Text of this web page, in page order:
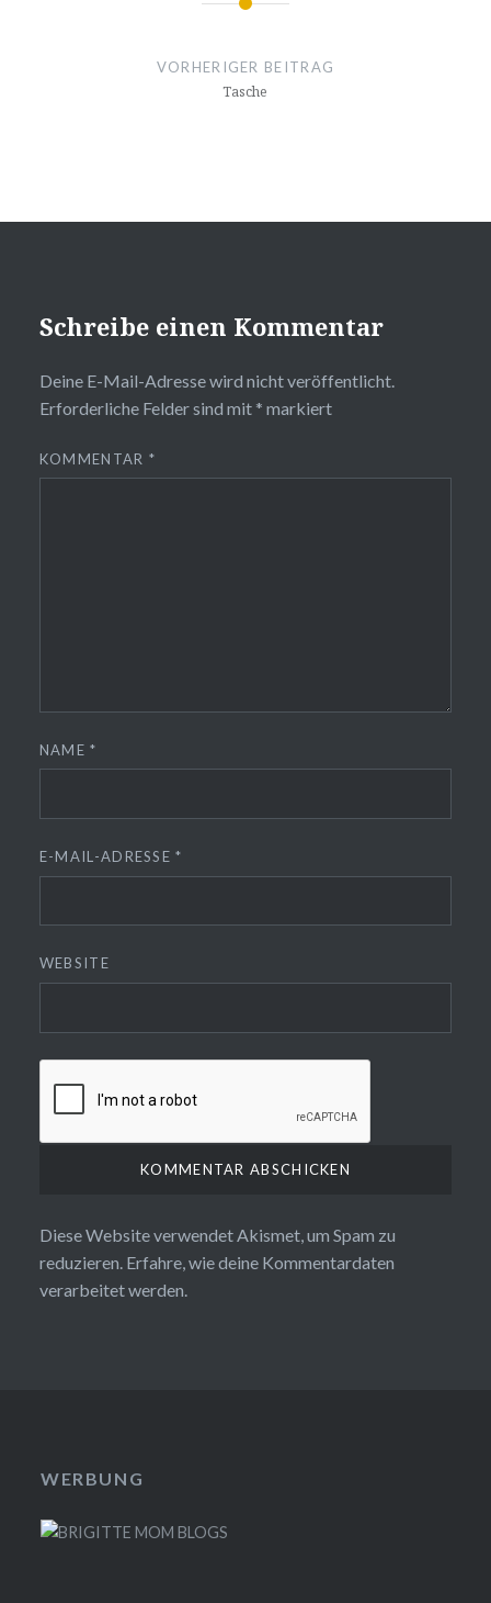
Beitragsnavigation
VORHERIGER BEITRAG
Tasche
Schreibe einen Kommentar
Deine E-Mail-Adresse wird nicht veröffentlicht.
Erforderliche Felder sind mit * markiert
KOMMENTAR *
NAME*
E-MAIL-ADRESSE*
WEBSITE
Diese Website verwendet Akismet, um Spam zu
reduzieren. Erfahre, wie deine Kommentardaten
verarbeitet werden.
WERBUNG